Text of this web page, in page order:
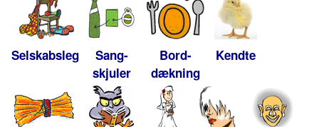
Selskabsleg
Sang-
skjuler
Bord-
dækning
Kendte